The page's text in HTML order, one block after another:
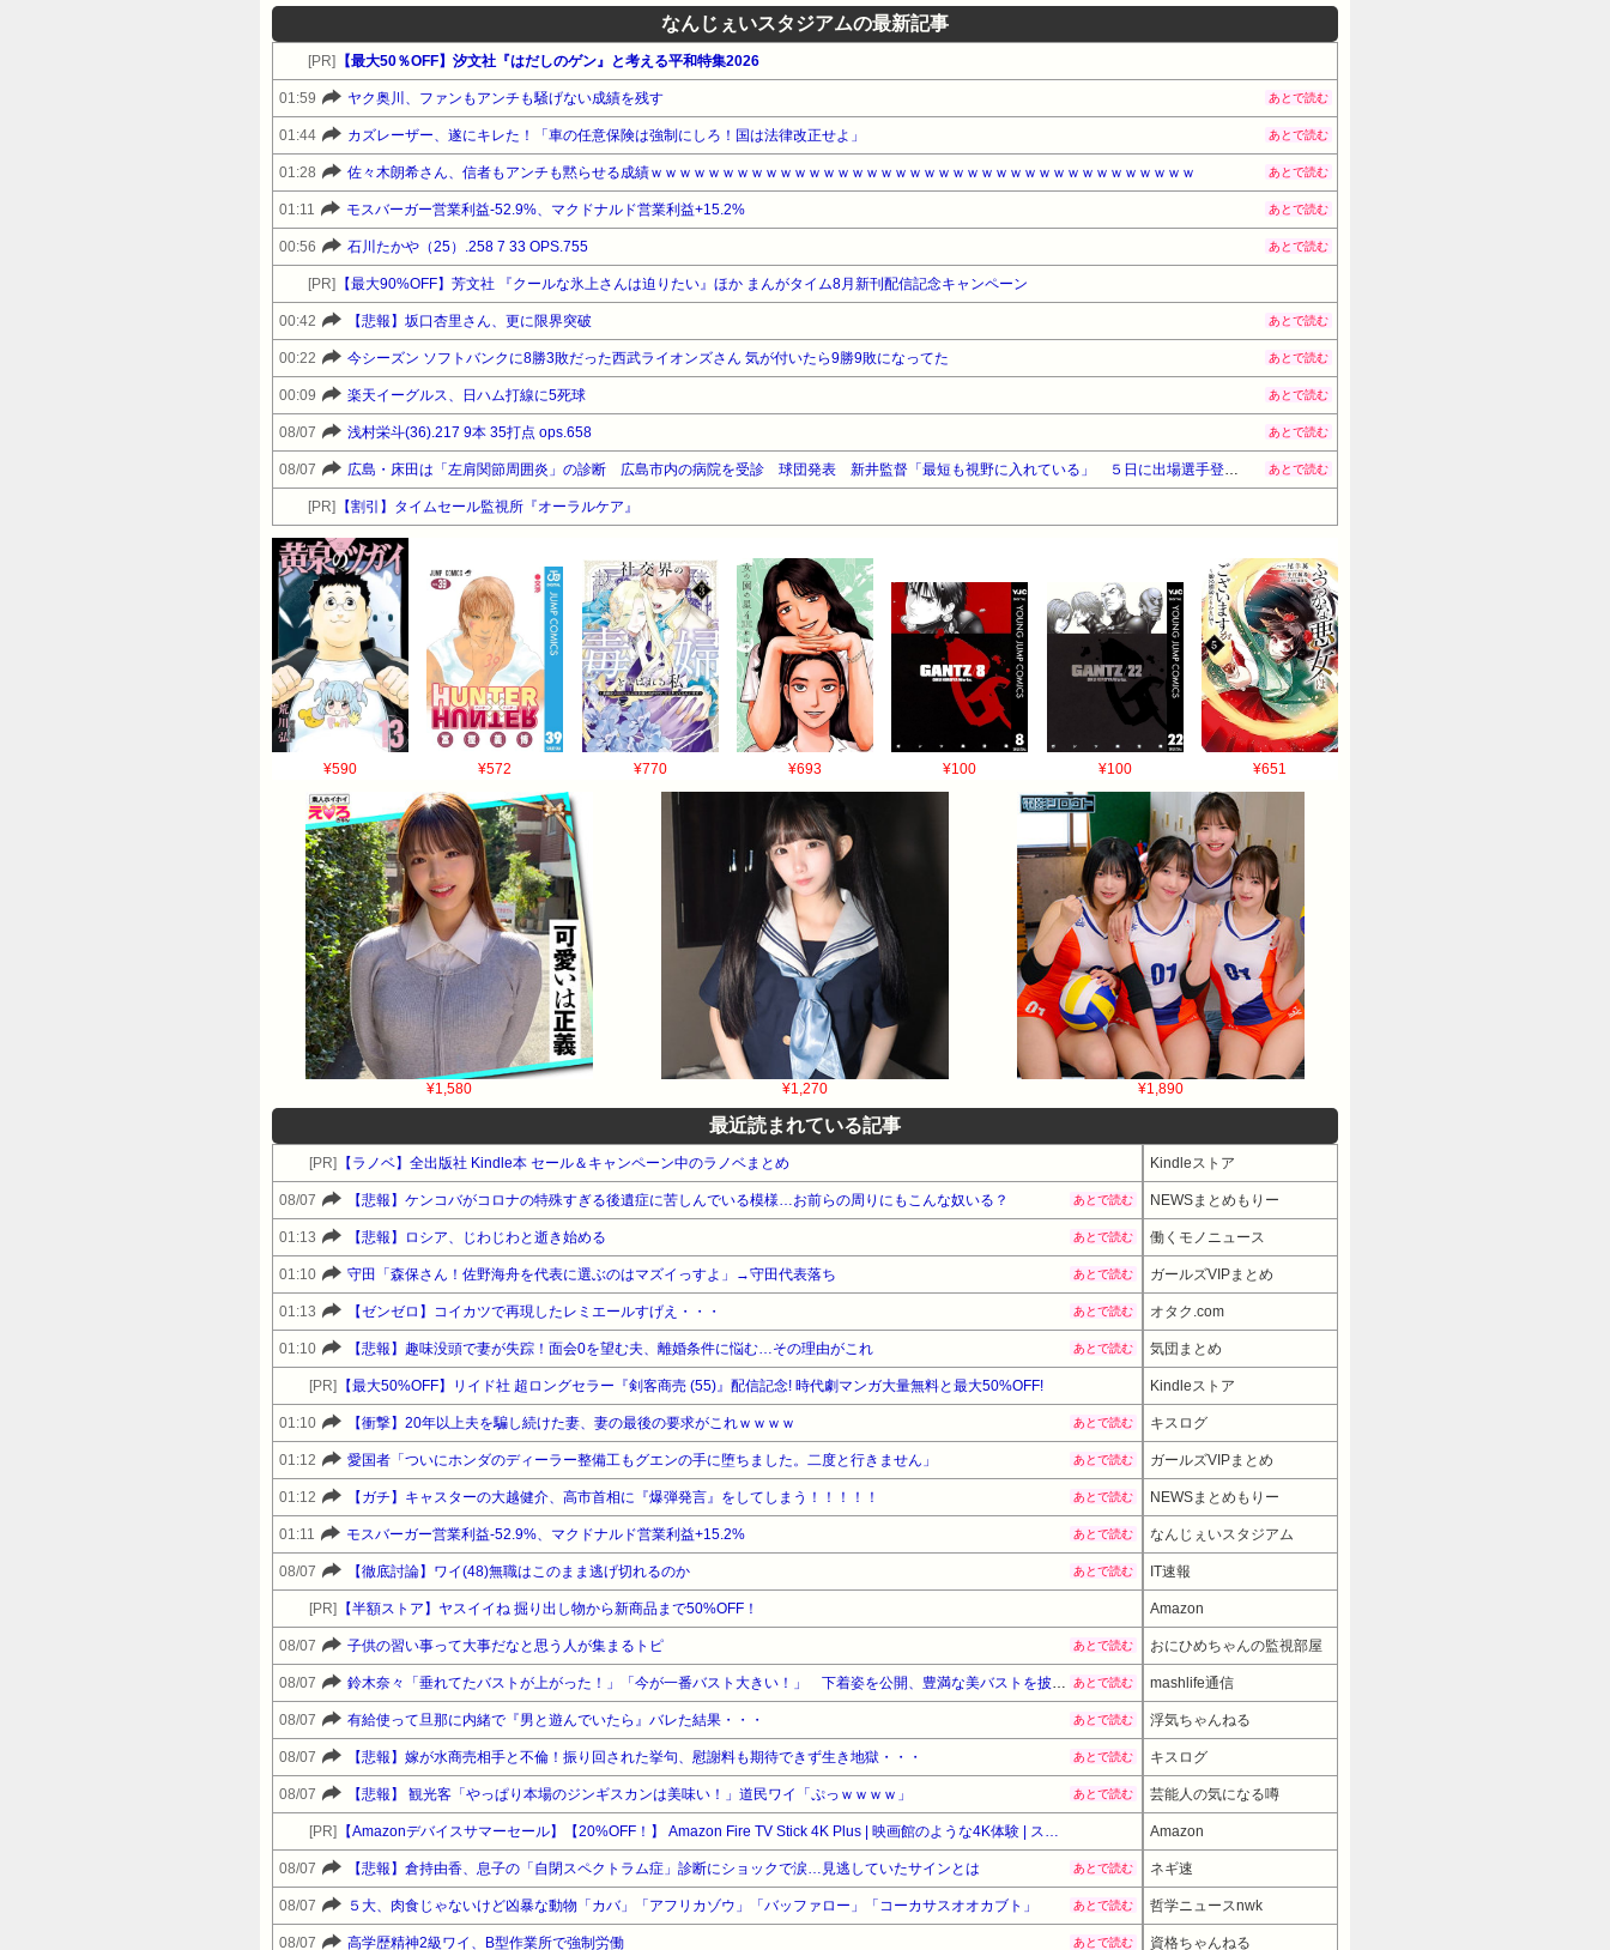
なんじぇいスタジアムの最新記事
[PR] 【最大50％OFF】汐文社『はだしのゲン』と考える平和特集2026
01:59 ヤク奥川、ファンもアンチも騒げない成績を残す あとで読む
01:44 カズレーザー、遂にキレた！「車の任意保険は強制にしろ！国は法律改正せよ」 あとで読む
01:28 佐々木朗希さん、信者もアンチも黙らせる成績ｗｗｗｗｗｗｗｗｗｗｗｗｗｗｗｗｗｗｗｗｗｗｗｗｗｗｗｗｗｗｗｗｗｗｗｗｗｗ あとで読む
01:11 モスバーガー営業利益-52.9%、マクドナルド営業利益+15.2% あとで読む
00:56 石川たかや（25）.258 7 33 OPS.755 あとで読む
[PR] 【最大90%OFF】芳文社 『クールな氷上さんは迫りたい』ほか まんがタイム8月新刊配信記念キャンペーン
00:42 【悲報】坂口杏里さん、更に限界突破 あとで読む
00:22 今シーズン ソフトバンクに8勝3敗だった西武ライオンズさん 気が付いたら9勝9敗になってた あとで読む
00:09 楽天イーグルス、日ハム打線に5死球 あとで読む
08/07 浅村栄斗(36).217 9本 35打点 ops.658 あとで読む
08/07 広島・床田は「左肩関節周囲炎」の診断 広島市内の病院を受診 球団発表 新井監督「最短も視野に入れている」 ５日に出場選手登録抹消 あとで読む
[PR] 【割引】タイムセール監視所『オーラルケア』
¥590 ¥572 ¥770 ¥693 ¥100 ¥100 ¥651
¥1,580 ¥1,270 ¥1,890
最近読まれている記事
[PR] 【ラノベ】全出版社 Kindle本 セール＆キャンペーン中のラノベまとめ Kindleストア
08/07 【悲報】ケンコバがコロナの特殊すぎる後遺症に苦しんでいる模様…お前らの周りにもこんな奴いる？ あとで読む NEWSまとめもりー
01:13 【悲報】ロシア、じわじわと逝き始める あとで読む 働くモノニュース
01:10 守田「森保さん！佐野海舟を代表に選ぶのはマズイっすよ」→守田代表落ち あとで読む ガールズVIPまとめ
01:13 【ゼンゼロ】コイカツで再現したレミエールすげえ・・・ あとで読む オタク.com
01:10 【悲報】趣味没頭で妻が失踪！面会0を望む夫、離婚条件に悩む…その理由がこれ あとで読む 気団まとめ
[PR] 【最大50%OFF】リイド社 超ロングセラー『剣客商売 (55)』配信記念! 時代劇マンガ大量無料と最大50%OFF! Kindleストア
01:10 【衝撃】20年以上夫を騙し続けた妻、妻の最後の要求がこれｗｗｗｗ あとで読む キスログ
01:12 愛国者「ついにホンダのディーラー整備工もグエンの手に堕ちました。二度と行きません」 あとで読む ガールズVIPまとめ
01:12 【ガチ】キャスターの大越健介、高市首相に『爆弾発言』をしてしまう！！！！！ あとで読む NEWSまとめもりー
01:11 モスバーガー営業利益-52.9%、マクドナルド営業利益+15.2% あとで読む なんじぇいスタジアム
08/07 【徹底討論】ワイ(48)無職はこのまま逃げ切れるのか あとで読む IT速報
[PR] 【半額ストア】ヤスイイね 掘り出し物から新商品まで50%OFF！ Amazon
08/07 子供の習い事って大事だなと思う人が集まるトピ あとで読む おにひめちゃんの監視部屋
08/07 鈴木奈々「垂れてたバストが上がった！」「今が一番バスト大きい！」 下着姿を公開、豊満な美バストを披露 （画像あり） あとで読む mashlife通信
08/07 有給使って旦那に内緒で『男と遊んでいたら』バレた結果・・・ あとで読む 浮気ちゃんねる
08/07 【悲報】嫁が水商売相手と不倫！振り回された挙句、慰謝料も期待できず生き地獄・・・ あとで読む キスログ
08/07 【悲報】 観光客「やっぱり本場のジンギスカンは美味い！」道民ワイ「ぷっｗｗｗｗ」 あとで読む 芸能人の気になる噂
[PR] 【Amazonデバイスサマーセール】【20%OFF！】 Amazon Fire TV Stick 4K Plus | 映画館のような4K体験 | ストリーミングメディアプレイヤー Amazon
08/07 【悲報】倉持由香、息子の「自閉スペクトラム症」診断にショックで涙…見逃していたサインとは あとで読む ネギ速
08/07 ５大、肉食じゃないけど凶暴な動物「カバ」「アフリカゾウ」「バッファロー」「コーカサスオオカブト」 あとで読む 哲学ニュースnwk
08/07 高学歴精神2級ワイ、B型作業所で強制労働 あとで読む 資格ちゃんねる